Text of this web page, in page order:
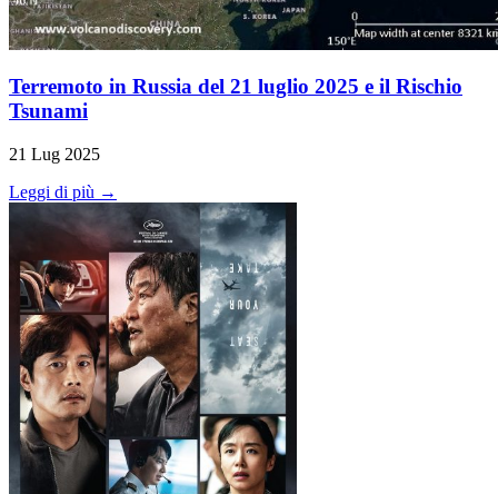
Terremoto in Russia del 21 luglio 2025 e il Rischio
Tsunami
21 Lug 2025
Leggi di più →